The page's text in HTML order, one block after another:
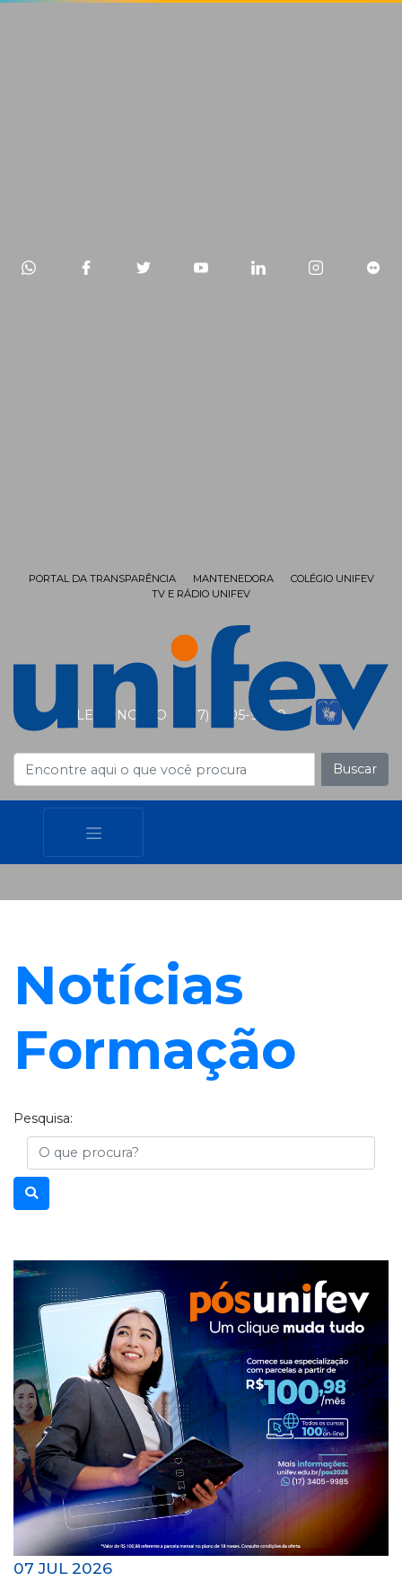
FALE CONOSCO (17) 3405-9999
PORTAL DA TRANSPARÊNCIA MANTENEDORA
COLÉGIO UNIFEV
TV E RÁDIO UNIFEV
Buscar
Notícias
Formação
Pesquisa:
Busca
07 JUL 2026